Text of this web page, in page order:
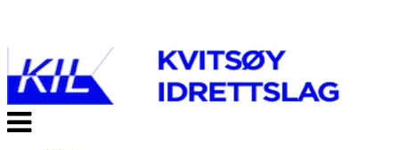
Veksle
navigasjon